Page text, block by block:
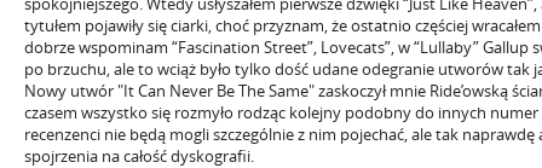
tytułem pojawiły się ciarki, choć przyznam, że ostatnio częściej
dobrze wspominam “Fascination Street”, Lovecats”, w “Lullaby” Gallup
po brzuchu, ale to wciąż było tylko dość udane odegranie utworów tak
Nowy utwór "It Can Never Be The Same" zaskoczył mnie Ride’owską
czasem wszystko się rozmyło rodząc kolejny podobny do innych
recenzenci nie będą mogli szczególnie z nim pojechać, ale tak
spojrzenia na całość dyskografii.